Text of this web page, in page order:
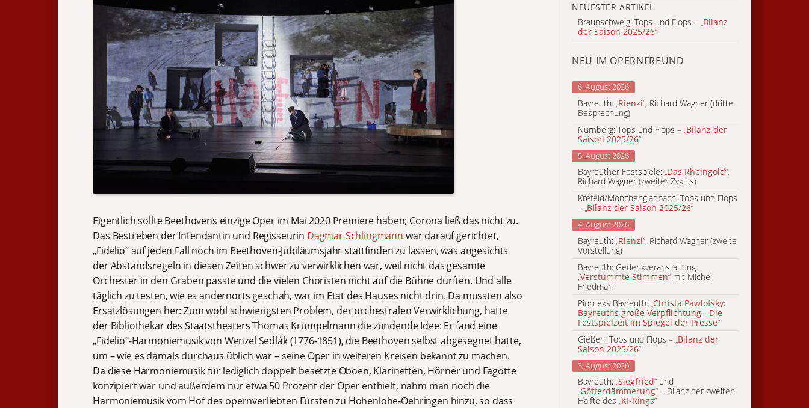
Eigentlich sollte Beethovens einzige Oper im Mai 2020 Premiere haben; Corona ließ das nicht zu.
Das Bestreben der Intendantin und Regisseurin Dagmar Schlingmann war darauf gerichtet,
„Fidelio“ auf jeden Fall noch im Beethoven-Jubiläumsjahr stattfinden zu lassen, was angesichts
der Abstandsregeln in diesen Zeiten schwer zu verwirklichen war, weil nicht das gesamte
Orchester in den Graben passte und die vielen Choristen nicht auf die Bühne durften. Und alle
täglich zu testen, wie es andernorts geschah, war im Etat des Hauses nicht drin. Da mussten also
Ersatzlösungen her: Zum wohl schwierigsten Problem, der orchestralen Verwirklichung, hatte
der Bibliothekar des Staatstheaters Thomas Krümpelmann die zündende Idee: Er fand eine
„Fidelio“-Harmoniemusik von Wenzel Sedlák (1776-1851), die Beethoven selbst abgesegnet hatte,
um – wie es damals durchaus üblich war – seine Oper in weiteren Kreisen bekannt zu machen.
Da diese Harmoniemusik für lediglich doppelt besetzte Oboen, Klarinetten, Hörner und Fagotte
konzipiert war und außerdem nur etwa 50 Prozent der Oper enthielt, nahm man noch die
Harmoniemusik vom Hof des opernverliebten Fürsten zu Hohenlohe-Oehringen hinzu, so dass
NEUESTER ARTIKEL
Braunschweig: Tops und Flops – Bilanz
der Saison 2025/26“
NEU IM OPERNFREUND
6. August 2026
Bayreuth: Rienzi“, Richard Wagner (dritte
Besprechung)
Nürnberg: Tops und Flops – „Bilanz der
Saison 2025/26“
5. August 2026
Bayreuther Festspiele: „Das Rheingold“,
Richard Wagner (zweiter Zyklus)
Krefeld/Mönchengladbach: Tops und Flops
– „Bilanz der Saison 2025/26“
4. August 2026
Bayreuth: Rienzi“, Richard Wagner (zweite
Vorstellung)
Bayreuth: Gedenkveranstaltung
„Verstummte Stimmen“ mit Michel
Friedman
Pionteks Bayreuth: „Christa Pawlofsky:
Bayreuths große Verpflichtung - Die
Festspielzeit im Spiegel der Presse“
Gießen: Tops und Flops – „Bilanz der
Saison 2025/26“
3. August 2026
Bayreuth: „Siegfried“ und
„Götterdämmerung“ – Bilanz der zweiten
Hälfte des „KI-Rings“